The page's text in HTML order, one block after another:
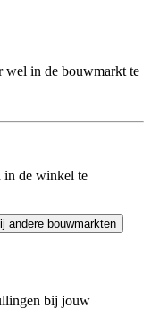
wel in de bouwmarkt te
in de winkel te
andere bouwmarkten
bij jouw